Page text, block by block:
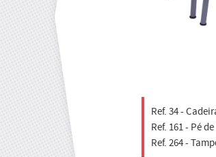
Ref. 34 -
Ref. 161 - Pé
Ref. 264 -